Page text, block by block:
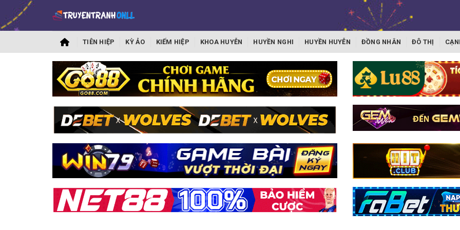
TIÊN HIỆP KỲ ẢO KIẾM HIỆP KHOA HUYỄN HUYỀN NGHI HUYỀN HUYỄN ĐỒNG NHÂN ĐÔ THỊ